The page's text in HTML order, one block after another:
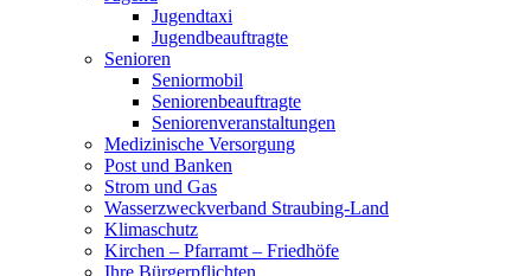
Jugendtaxi
Jugendbeauftragte
Senioren
Seniormobil
Seniorenbeauftragte
Seniorenveranstaltungen
Medizinische Versorgung
Post und Banken
Strom und Gas
Wasserzweckverband Straubing-Land
Klimaschutz
Kirchen – Pfarramt – Friedhöfe
Ihre Bürgerpflichten